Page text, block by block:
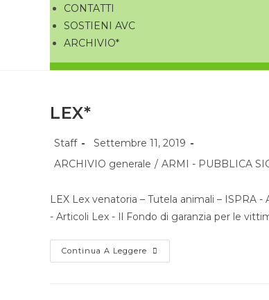
CONTATTI
SOSTIENI AVC
ARCHIVIO*
LEX*
Staff
Settembre 11, 2019
ARCHIVIO generale / ARMI - PUBBLICA
LEX Lex venatoria – Tutela animali – ISPRA
- Articoli Lex - Il Fondo di garanzia per le
Continua A Leggere